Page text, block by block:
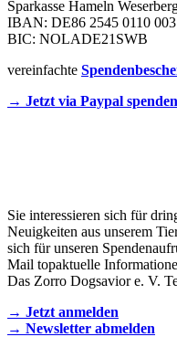
Sparkasse Hameln
IBAN: DE86 2545 0110
BIC: NOLADE21SWB
vereinfachte
→ Jetzt via Paypal spenden
Sie interessieren sich für
Neuigkeiten aus unserem
sich für unseren
Mail topaktuelle
Das Zorro Dogsavior e. V.
→ Jetzt anmelden
→ Newsletter abmelden